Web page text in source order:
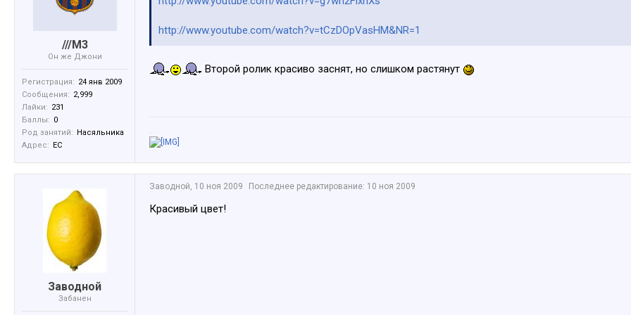
///M3
Он же Джони
Регистрация: 24 янв 2009
Сообщения: 2,999
Лайки: 231
Баллы: 0
Род занятий: Насяльника
Адрес: ЕС
http://www.youtube.com/watch?v=tCzDOpVasHM&NR=1
Второй ролик красиво заснят, но слишком растянут
.
Заводной
Забанен
Заводной, 10 ноя 2009 Последнее редактирование: 10 ноя 2009
Красивый цвет!